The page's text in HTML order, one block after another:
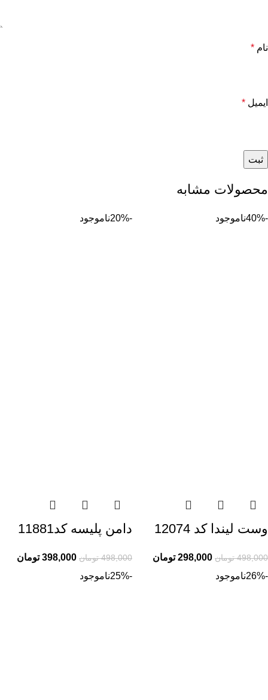
نام *
ایمیل *
محصولات مشابه
-40% ناموجود
وست لیندا کد 12074
498,000 تومان 298,000 تومان
-20% ناموجود
دامن پلیسه کد11881
498,000 تومان 398,000 تومان
-26%
ناموجود -25% ناموجود